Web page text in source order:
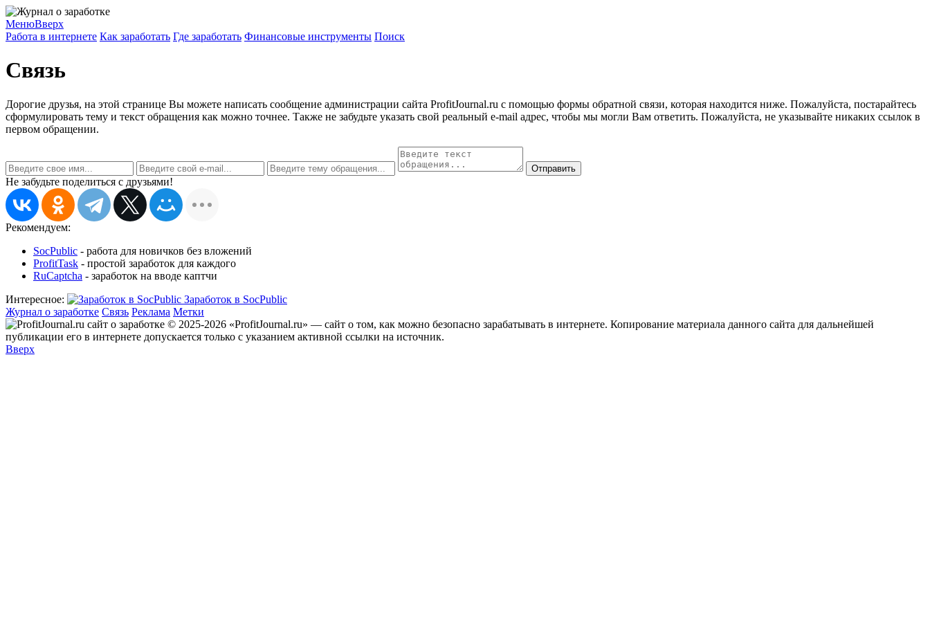
МенюВверх
Работа в интернете Как заработать Где заработать Финансовые инструменты Поиск
Связь
Дорогие друзья, на этой странице Вы можете написать сообщение администрации сайта ProfitJournal.ru с помощью формы обратной связи, которая находится ниже. Пожалуйста, постарайтесь
сформулировать тему и текст обращения как можно точнее. Также не забудьте указать свой реальный e-mail адрес, чтобы мы могли Вам ответить. Пожалуйста, не указывайте никаких ссылок в
первом обращении.
Не забудьте поделиться с друзьями!
Рекомендуем:
SocPublic - работа для новичков без вложений
ProfitTask - простой заработок для каждого
RuCaptcha - заработок на вводе каптчи
Интересное:
Заработок в SocPublic
Журнал о заработке Связь Реклама Метки
© 2025-2026 «ProfitJournal.ru» — сайт о том, как можно безопасно зарабатывать в интернете. Копирование материала данного сайта для дальнейшей
публикации его в интернете допускается только с указанием активной ссылки на источник.
Вверх